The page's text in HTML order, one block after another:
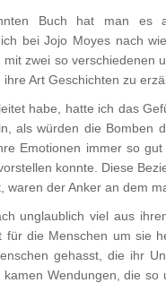
Buch hat man es
bei Jojo Moyes nach
zwei so verschiedenen
Art Geschichten zu
habe, hatte ich das
als würden die Bomben
Emotionen immer so
konnte. Diese
waren der Anker an dem
unglaublich viel aus
für die Menschen um sie
gehasst, die ihr
Wendungen, die